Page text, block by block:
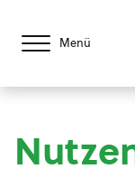
Menü